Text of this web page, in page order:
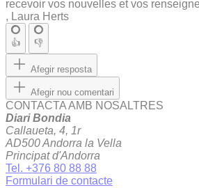
recevoir vos nouvelles et vos
, Laura Herts
👍 👎
Afegir resposta
Afegir nou comentari
CONTACTA AMB NOSALTRES
Diari Bondia
Callaueta, 4, 1r
AD500 Andorra la Vella
Principat d'Andorra
Tel. +376 80 88 88
Formulari de contacte